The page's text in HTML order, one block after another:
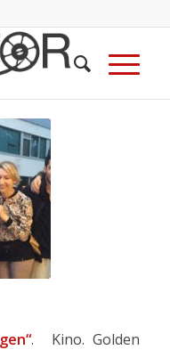
. Kino. Golden